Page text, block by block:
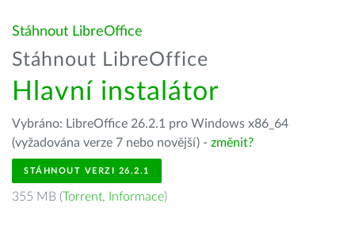
Stáhnout LibreOffice
Stáhnout LibreOffice
Hlavní instalátor
Vybráno: LibreOffice 26.2.1 pro Windows x86_64
(vyžadována verze 7 nebo novější) - změnit?
STÁHNOUT VERZI 26.2.1
355 MB (Torrent, Informace)